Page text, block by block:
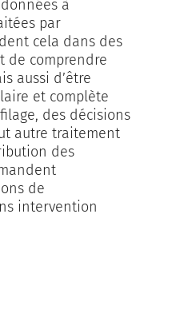
à
par
cela dans des
de comprendre
aussi d’être
et complète
des décisions
autre traitement
des
de
intervention